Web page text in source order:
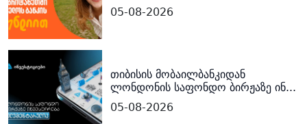
05-08-2026
თიბისის მობაილბანკიდან
ლონდონის საფონდო ბირჟაზე ინ...
05-08-2026